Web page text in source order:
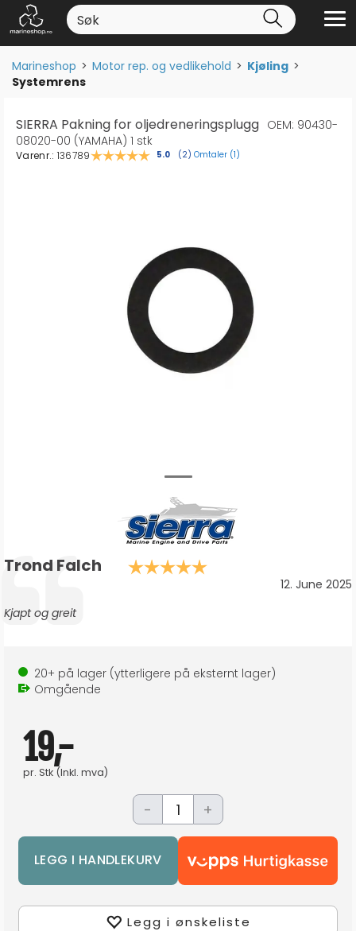
Marineshop>Motor rep. og vedlikehold>Kjøling>
Systemrens
SIERRA Pakning for oljedreneringsplugg OEM: 90430-
08020-00 (YAMAHA) 1 stk
Varenr.: 136789 Gjennomsnittskarakter:
5.0 (stemmer:
2) Omtaler (1)
Testimonial
Forfatter:
Trond Falch
Dato:
12. June 2025
Tekst:
Kjapt og greit
20+ på lager (ytterligere på eksternt lager)
Omgående
19,-
pr. Stk (Inkl. mva)
- +
Legg i ønskeliste